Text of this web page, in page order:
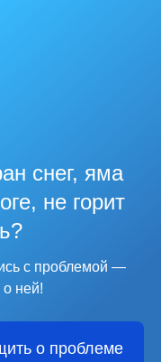
снег, яма
не горит
с проблемой —
ней!
о проблеме